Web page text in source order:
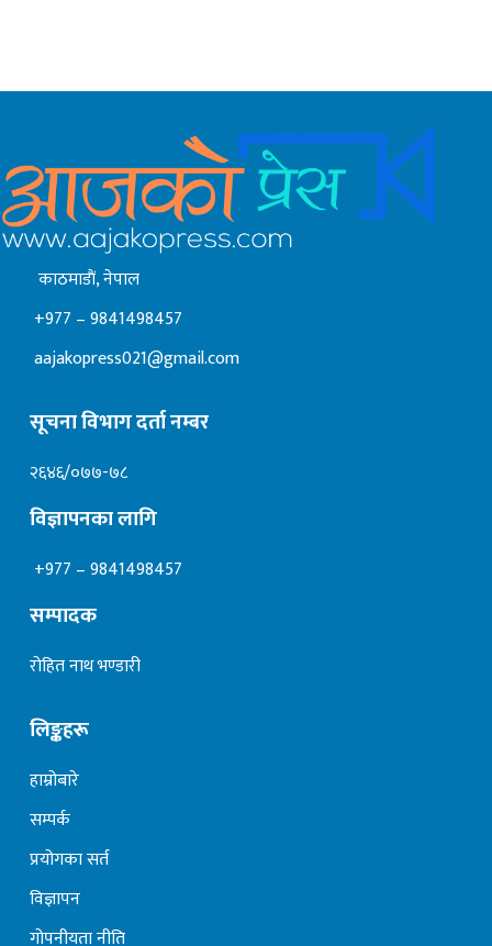
काठमाडाैं, नेपाल
+977 – 9841498457
aajakopress021@gmail.com
सूचना विभाग दर्ता नम्बर
२६४६/०७७-७८
विज्ञापनका लागि
+977 – 9841498457
सम्पादक
रोहित नाथ भण्डारी
लिङ्कहरू
हाम्रोबारे
सम्पर्क
प्रयोगका सर्त
विज्ञापन
गोपनीयता नीति